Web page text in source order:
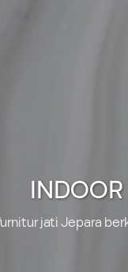
INDOOR
jati Jepara